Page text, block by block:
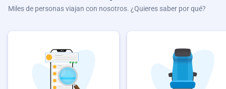
Miles de personas viajan con nosotros. ¿Quieres saber por qué?